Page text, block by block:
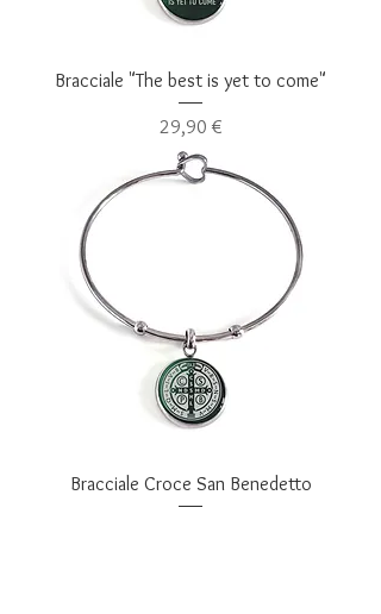
Bracciale "The best is yet to come"
Prezzo
29,90 €
Bracciale Croce San Benedetto